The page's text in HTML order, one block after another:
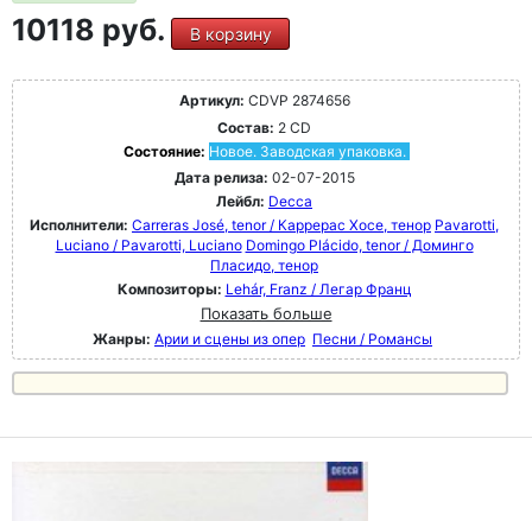
10118 руб. В корзину
Артикул: CDVP 2874656
Состав: 2 CD
Состояние: Новое. Заводская упаковка.
Дата релиза: 02-07-2015
Лейбл: Decca
Исполнители: Carreras José, tenor / Каррерас Хосе, тенор Pavarotti,
Luciano / Pavarotti, Luciano Domingo Plácido, tenor / Доминго
Пласидо, тенор
Композиторы: Lehár, Franz / Легар Франц
Показать больше
Жанры: Арии и сцены из опер Песни / Романсы